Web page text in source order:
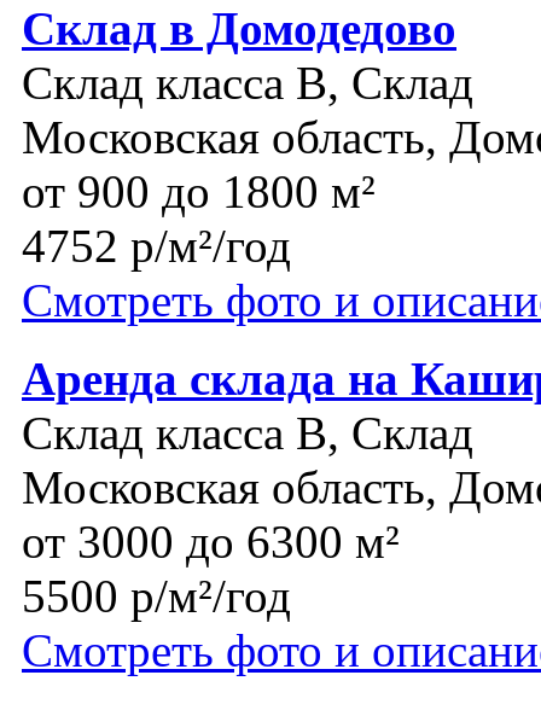
Склад в Домодедово
Склад класса B, Склад
Московская область,
от 900 до 1800 м²
4752 р/м²/год
Смотреть фото и
Аренда склада на
Склад класса B, Склад
Московская область,
от 3000 до 6300 м²
5500 р/м²/год
Смотреть фото и